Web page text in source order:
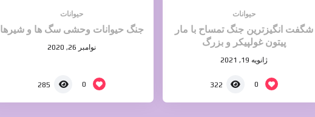
حیوانات
شگفت انگیزترین جنگ تمساح با مار
پیتون غولپیکر و بزرگ
ژانویه 19, 2021
0
322
حیوانات
جنگ حیوانات وحشی سگ ها و شیرها
نوامبر 26, 2020
0
285